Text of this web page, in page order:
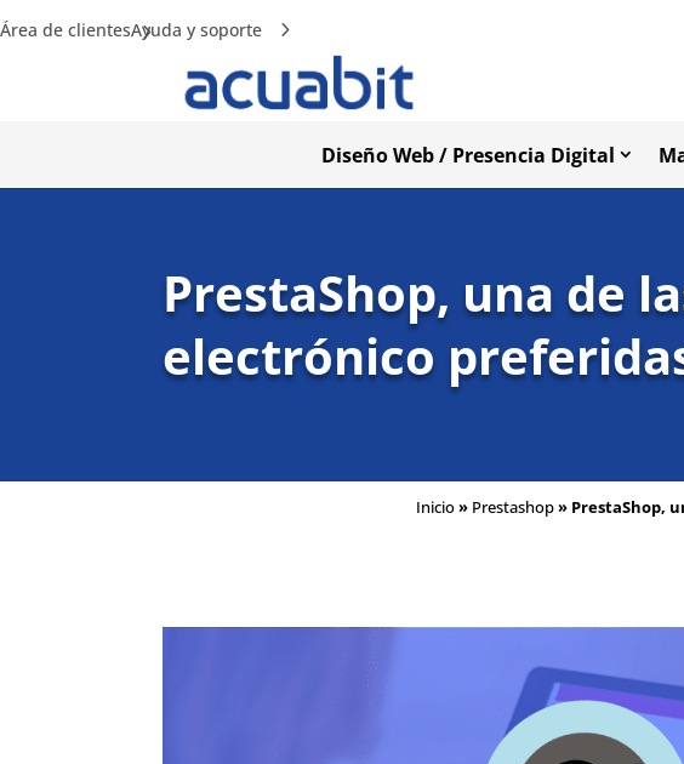
Área de clientesAyuda y soporte
Diseño Web / Presencia Digital
PrestaShop, una de
electrónico
Inicio» Prestashop» PrestaShop,